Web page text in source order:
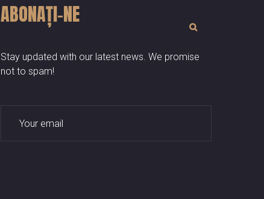
ABONAȚI-NE
Stay updated with our latest news. We promise
not to spam!